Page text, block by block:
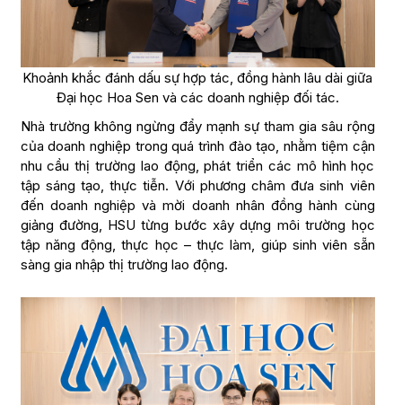
Khoảnh khắc đánh dấu sự hợp tác, đồng hành lâu dài giữa
Đại học Hoa Sen và các doanh nghiệp đối tác.
Nhà trường không ngừng đẩy mạnh sự tham gia sâu rộng
của doanh nghiệp trong quá trình đào tạo, nhằm tiệm cận
nhu cầu thị trường lao động, phát triển các mô hình học
tập sáng tạo, thực tiễn. Với phương châm đưa sinh viên
đến doanh nghiệp và mời doanh nhân đồng hành cùng
giảng đường, HSU từng bước xây dựng môi trường học
tập năng động, thực học – thực làm, giúp sinh viên sẵn
sàng gia nhập thị trường lao động.